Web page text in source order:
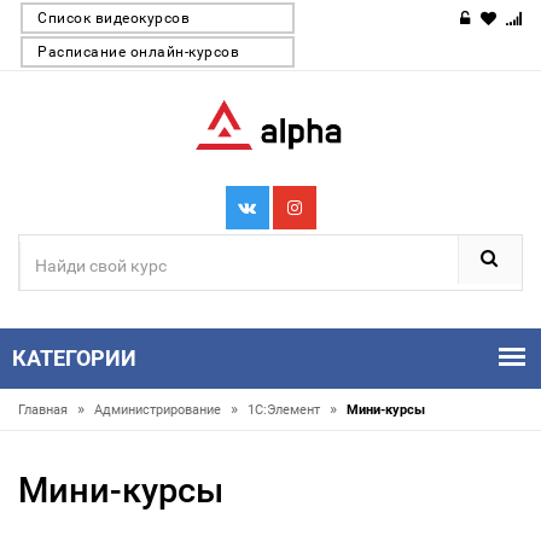
Список видеокурсов
Расписание онлайн-курсов
КАТЕГОРИИ
Главная » Администрирование » 1С:Элемент » Мини-курсы
Мини-курсы